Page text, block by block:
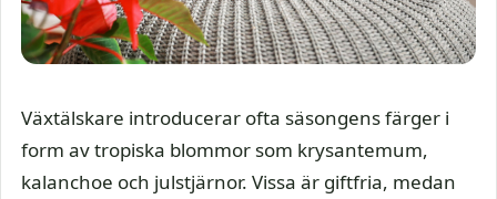
Växtälskare introducerar ofta säsongens färger i
form av tropiska blommor som krysantemum,
kalanchoe och julstjärnor. Vissa är giftfria, medan